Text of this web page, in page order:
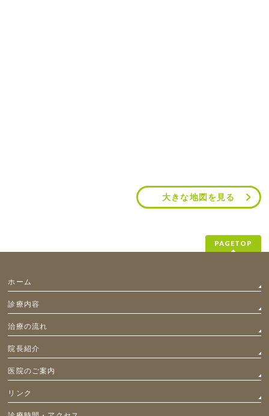
大きな地図を見る
PAGETOP
ホーム
診療内容
治療の流れ
院長紹介
医院のご案内
リンク